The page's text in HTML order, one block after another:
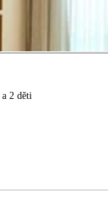
a 2 děti